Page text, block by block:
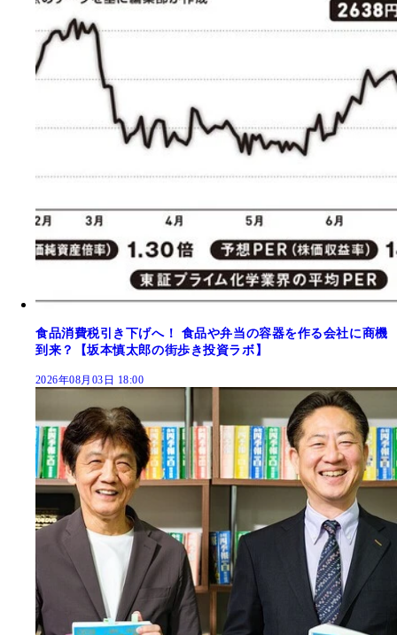
食品消費税引き下げへ！ 食品や弁当の容器を作る会社に商機
到来？【坂本慎太郎の街歩き投資ラボ】
2026年08月03日 18:00